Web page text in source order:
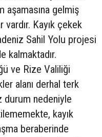
aşamasına gelmiş
Kayık çekek
Sahil Yolu projesi
kalmaktadır.
ve Rize Valiliği
alanı derhal terk
durum nedeniyle
kayık
beraberinde